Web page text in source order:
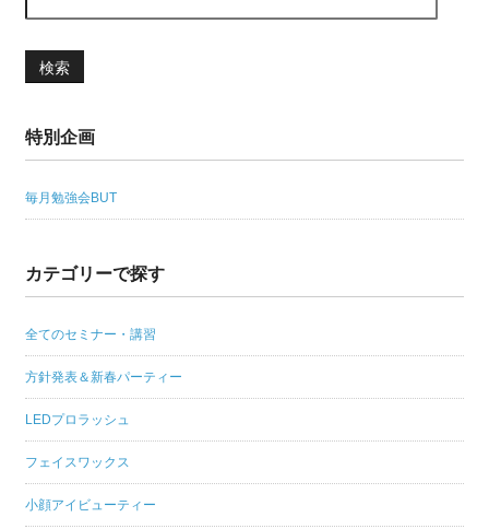
検索
特別企画
毎月勉強会BUT
カテゴリーで探す
全てのセミナー・講習
方針発表＆新春パーティー
LEDプロラッシュ
フェイスワックス
小顔アイビューティー